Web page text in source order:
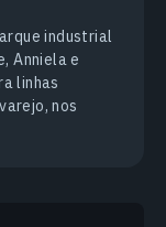
industrial
Anniela e
linhas
nos